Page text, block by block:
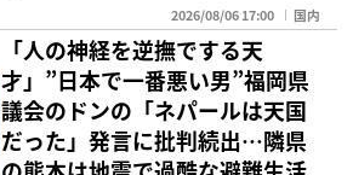
2026/08/06 17:00 国内
「人の神経を逆撫でする天
才」”日本で一番悪い男”福岡県
議会のドンの「ネパールは天国
だった」発言に批判続出…隣県